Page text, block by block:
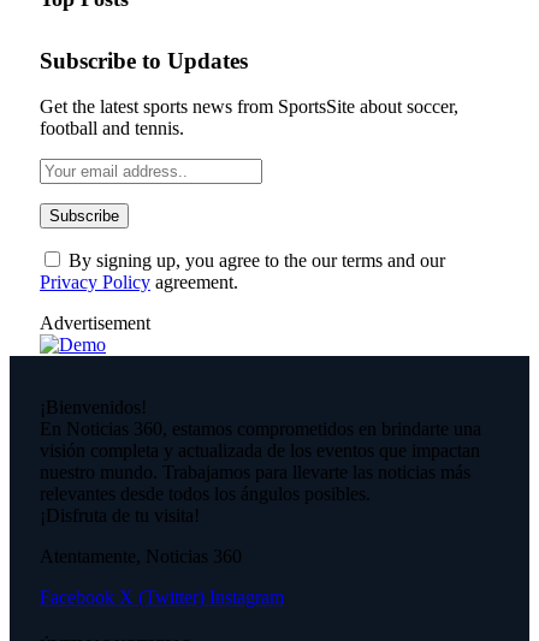
Subscribe to Updates
Get the latest sports news from SportsSite about soccer,
football and tennis.
By signing up, you agree to the our terms and our
Privacy Policy agreement.
Advertisement
¡Bienvenidos!
En Noticias 360, estamos comprometidos en brindarte una
visión completa y actualizada de los eventos que impactan
nuestro mundo. Trabajamos para llevarte las noticias más
relevantes desde todos los ángulos posibles.
¡Disfruta de tu visita!
Atentamente, Noticias 360
Facebook X (Twitter) Instagram